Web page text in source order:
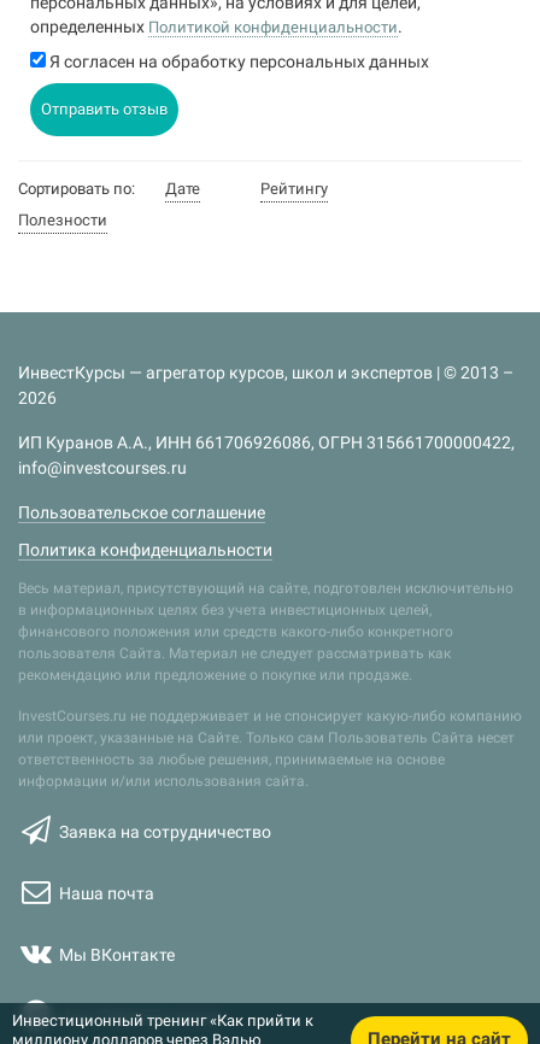
определенных Политикой конфиденциальности.
Я согласен на обработку персональных данных
Отправить отзыв
Сортировать по: Дате
Рейтингу
Полезности
Инвестиционный тренинг «Как прийти к
миллиону долларов через Вэлью
Перейти на сайт
ИнвестКурсы — агрегатор курсов, школ и экспертов | © 2013 –
2026
ИП Куранов А.А., ИНН 661706926086, ОГРН 315661700000422,
info@investcourses.ru
Пользовательское соглашение
Политика конфиденциальности
Весь материал, присутствующий на сайте, подготовлен исключительно
в информационных целях без учета инвестиционных целей,
финансового положения или средств какого-либо конкретного
пользователя Сайта. Материал не следует рассматривать как
рекомендацию или предложение о покупке или продаже.
InvestCourses.ru не поддерживает и не спонсирует какую-либо компанию
или проект, указанные на Сайте. Только сам Пользователь Сайта несет
ответственность за любые решения, принимаемые на основе
информации и/или использования сайта.
Заявка на сотрудничество
Наша почта
Мы ВКонтакте
Наш Telegram-канал